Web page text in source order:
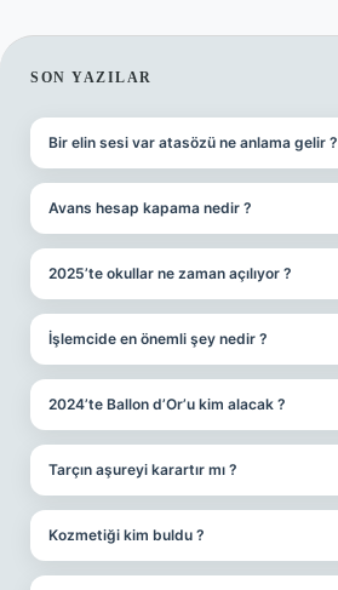
SIDEBAR
SON YAZILAR
Bir elin sesi var atasözü ne anlama gelir ?
Avans hesap kapama nedir ?
2025’te okullar ne zaman açılıyor ?
İşlemcide en önemli şey nedir ?
2024’te Ballon d’Or’u kim alacak ?
Tarçın aşureyi karartır mı ?
Kozmetiği kim buldu ?